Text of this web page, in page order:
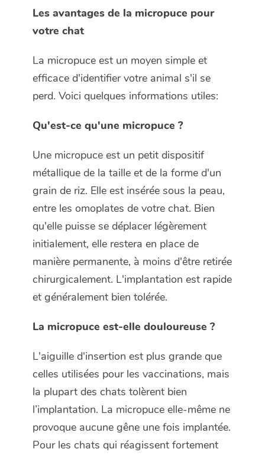
Les avantages de la micropuce pour
votre chat
La micropuce est un moyen simple et
efficace d'identifier votre animal s'il se
perd. Voici quelques informations utiles:
Qu'est-ce qu'une micropuce ?
Une micropuce est un petit dispositif
métallique de la taille et de la forme d'un
grain de riz. Elle est insérée sous la peau,
entre les omoplates de votre chat. Bien
qu'elle puisse se déplacer légèrement
initialement, elle restera en place de
manière permanente, à moins d'être retirée
chirurgicalement. L'implantation est rapide
et généralement bien tolérée.
La micropuce est-elle douloureuse ?
L'aiguille d'insertion est plus grande que
celles utilisées pour les vaccinations, mais
la plupart des chats tolèrent bien
l’implantation. La micropuce elle-même ne
provoque aucune gêne une fois implantée.
Pour les chats qui réagissent fortement